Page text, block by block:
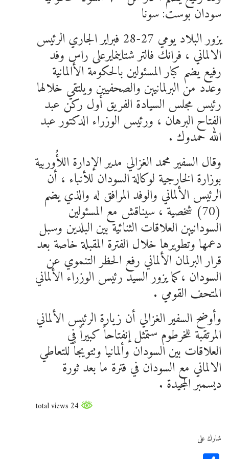
سودان بوست: سونا
يزور البلاد يومي 27-28 فبراير الجاري الرئيس
الالماني ، فرانك فالتر شتاينمايرعلى راس وفد
رفيع يضم كبار المسئولين بالحكومة الأالمانية
وعدد من البرلمانيين والصحفيين ويلتقي خلالها
رئيس مجلس السيادة الفريق أول ركن عبد
الفتاح البرهان ، ورئيس الوزراء الدكتور عبد
الله حمدوك .
وقال السفير محمد الغزالي مدير الإدارة اللأُوربية
بوزارة الخارجية لوكالة السودان للأنباء ، أن
الرئيس الألماني والوفد المرافق له والذي يضم
(70) شخصية ، سيناقش مع المسئولين
السودانيين العلاقات الثنائية بين البلدين وسبل
دعمها وتطويرها خلال الفترة المقبلة خاصة بعد
قرار البرلمان الألماني رفع الحظر التنموي عن
السودان ،كما يزور السيد رئيس الوزراء الألماني
المتحف القومي .
وأوضح السفير الغزالي أن زيارة الرئيس الألماني
المرتقبة للخرطوم ستمثل إنفتاحاً كبيراً في
العلاقات بين السودان وألمانيا وتتويجاً للتعاطي
الالماني مع السودان في فترة ما بعد ثورة
ديسمبر المجيدة .
شارك على